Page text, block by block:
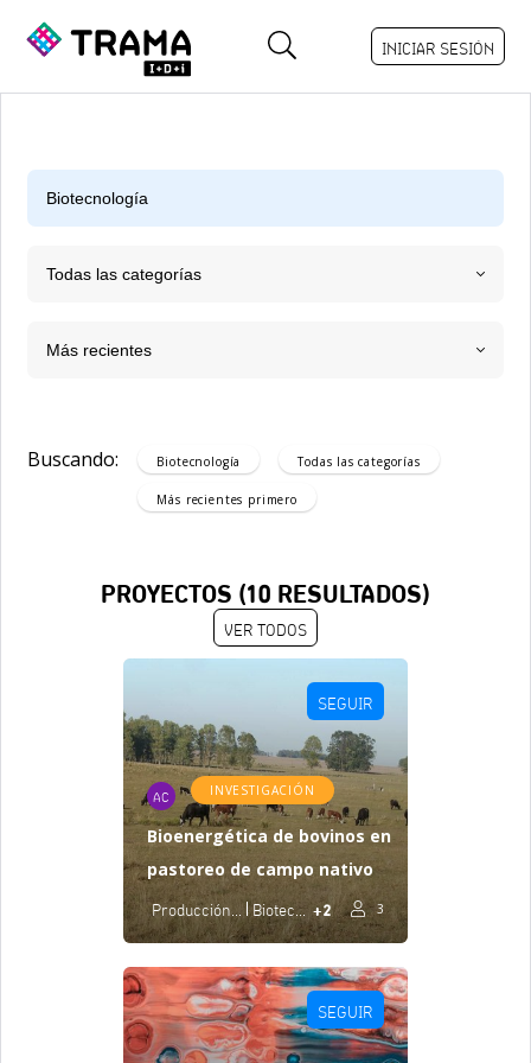
INICIAR SESIÓN
Todas las categorías
Más recientes
Buscando: Biotecnología Todas las categorías
Más recientes primero
PROYECTOS (10 RESULTADOS)
VER TODOS
SEGUIR
AC INVESTIGACIÓN
Bioenergética de bovinos en
pastoreo de campo nativo
Biotecnología +2 3
SEGUIR